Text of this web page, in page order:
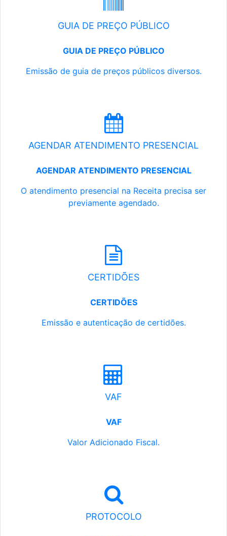
GUIA DE PREÇO PÚBLICO
GUIA DE PREÇO PÚBLICO
Emissão de guia de preços públicos diversos.
AGENDAR ATENDIMENTO PRESENCIAL
AGENDAR ATENDIMENTO PRESENCIAL
O atendimento presencial na Receita precisa ser
previamente agendado.
CERTIDÕES
CERTIDÕES
Emissão e autenticação de certidões.
VAF
VAF
Valor Adicionado Fiscal.
PROTOCOLO